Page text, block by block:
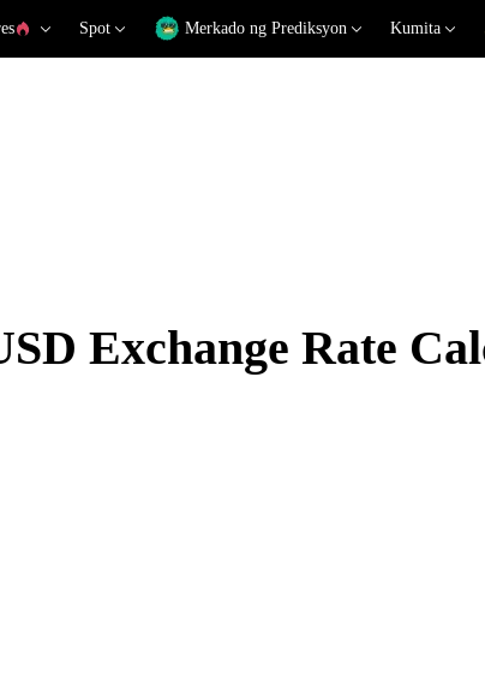
Spot Merkado ng Prediksyon Kumita
Exchange Rate